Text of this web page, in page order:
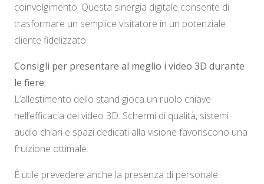
coinvolgimento. Questa sinergia digitale consente di
trasformare un semplice visitatore in un potenziale
cliente fidelizzato.
Consigli per presentare al meglio i video 3D durante
le fiere
L’allestimento dello stand gioca un ruolo chiave
nell’efficacia del video 3D. Schermi di qualità, sistemi
audio chiari e spazi dedicati alla visione favoriscono una
fruizione ottimale.
È utile prevedere anche la presenza di personale